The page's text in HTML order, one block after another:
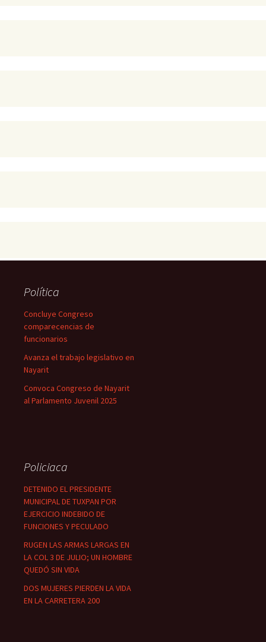
Política
Concluye Congreso
comparecencias de
funcionarios
Avanza el trabajo legislativo en
Nayarit
Convoca Congreso de Nayarit
al Parlamento Juvenil 2025
Policiaca
DETENIDO EL PRESIDENTE
MUNICIPAL DE TUXPAN POR
EJERCICIO INDEBIDO DE
FUNCIONES Y PECULADO
RUGEN LAS ARMAS LARGAS EN
LA COL 3 DE JULIO; UN HOMBRE
QUEDÓ SIN VIDA
DOS MUJERES PIERDEN LA VIDA
EN LA CARRETERA 200